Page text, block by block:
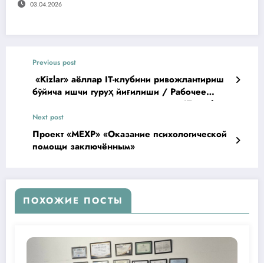
03.04.2026
Previous post
«Кizlar» аёллар IT-клубини ривожлантириш
бўйича ишчи гуруҳ йиғилиши / Рабочее
совещание по развитию женского IT-клуба
Next post
Проект «МЕХР» «Оказание психологической
помощи заключённым»
ПОХОЖИЕ ПОСТЫ